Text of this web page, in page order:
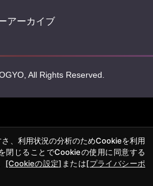
アーカイブ
All Rights Reserved.
、利用状況の分析のためCookieを利用
閉じることでCookieの使用に同意する
[Cookieの設定] または[プライバシーポ